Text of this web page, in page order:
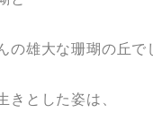
雄大な珊瑚の丘で
とした姿は、